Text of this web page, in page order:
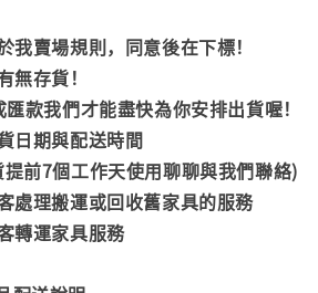
我賣場規則，同意後在下標！
無存貨！
款我們才能盡快為你安排出貨喔！
日期與配送時間
前7個工作天使用聊聊與我們聯絡)
處理搬運或回收舊家具的服務
轉運家具服務